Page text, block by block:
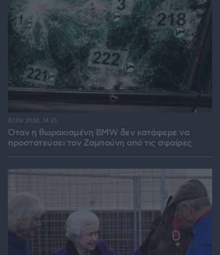
Όταν η θωρακισμένη BMW δεν κατάφερε να
προστατεύσει τον Ζαμπούνη από τις σφαίρες
07.08.2026, 14:35